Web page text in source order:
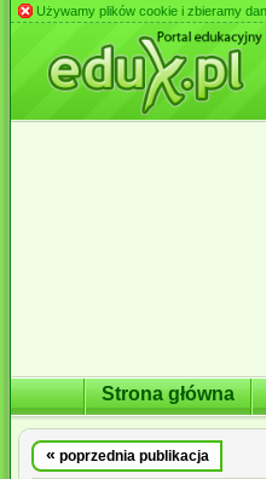
Używamy plików cookie i zbieramy
Strona główna
« poprzednia publikacja